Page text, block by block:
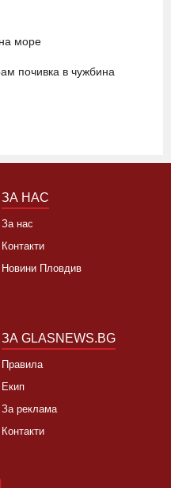
море
почивка в чужбина
ЗА НАС
За нас
Контакти
Новини Пловдив
ЗА GLASNEWS.BG
Правила
Екип
За реклама
Контакти